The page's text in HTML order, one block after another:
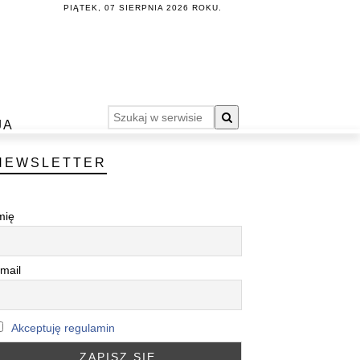
PIĄTEK, 07 SIERPNIA 2026 ROKU.
Akceptuję regulamin